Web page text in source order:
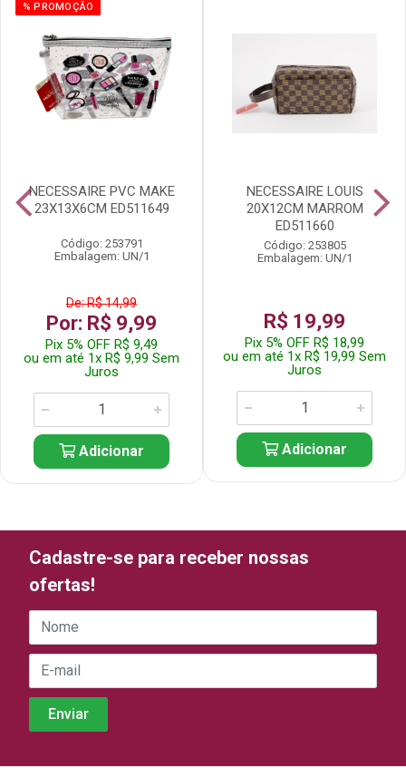
% PROMOÇÃO
NECESSAIRE PVC MAKE
23X13X6CM ED511649
Código: 253791
Embalagem: UN/1
De: R$ 14,99
Por: R$ 9,99
Pix 5% OFF R$ 9,49
ou em até 1x R$ 9,99 Sem
Juros
Adicionar
NECESSAIRE LOUIS
20X12CM MARROM
ED511660
Código: 253805
Embalagem: UN/1
R$ 19,99
Pix 5% OFF R$ 18,99
ou em até 1x R$ 19,99 Sem
Juros
Adicionar
Cadastre-se para receber nossas
ofertas!